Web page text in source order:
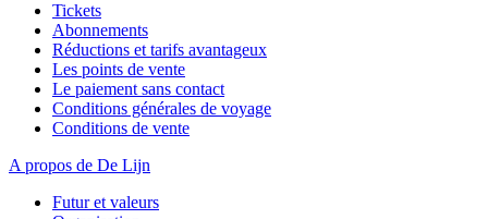
Tickets
Abonnements
Réductions et tarifs avantageux
Les points de vente
Le paiement sans contact
Conditions générales de voyage
Conditions de vente
A propos de De Lijn
Futur et valeurs